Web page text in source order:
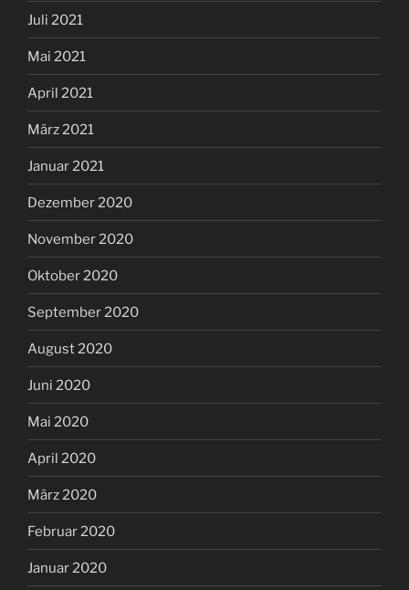
Juli 2021
Mai 2021
April 2021
März 2021
Januar 2021
Dezember 2020
November 2020
Oktober 2020
September 2020
August 2020
Juni 2020
Mai 2020
April 2020
März 2020
Februar 2020
Januar 2020